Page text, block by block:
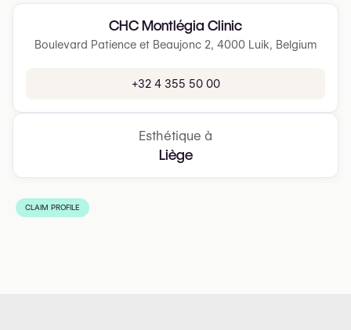
CHC Montlégia Clinic
Boulevard Patience et Beaujonc 2, 4000 Luik, Belgium
+32 4 355 50 00
Esthétique à
Liège
CLAIM PROFILE